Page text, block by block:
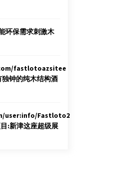
环保需求刺激木
fastlotoazsitee
钟的纯木结构酒
user:info/Fastloto2
:新津这座超级展